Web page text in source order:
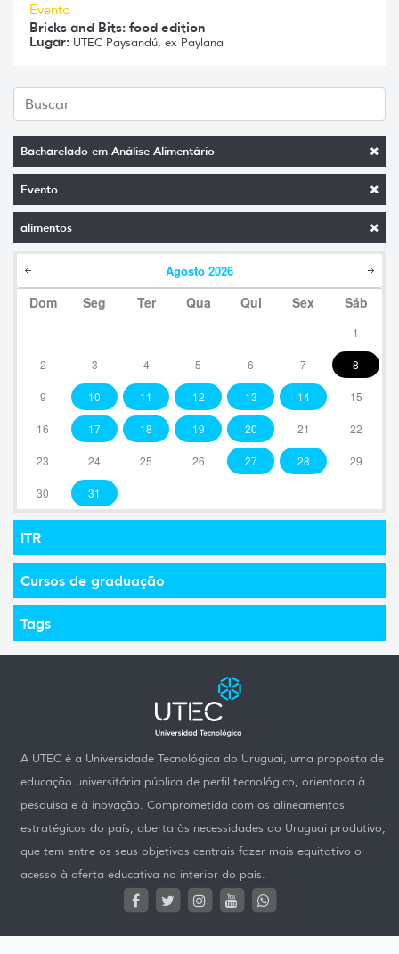
Bacharelado em Análise Alimentário
Evento
alimentos
Agosto 2026
Dom Seg Ter Qua Qui Sex Sáb
1
2 3 4 5 6 7 8
9 10 11 12 13 14 15
16 17 18 19 20 21 22
23 24 25 26 27 28 29
30 31
ITR
Cursos de graduação
Tags
Evento
Bricks and Bits: food edition
Lugar: UTEC Paysandú, ex Paylana
A UTEC é a Universidade Tecnológica do Uruguai, uma proposta de
educação universitária pública de perfil tecnológico, orientada à
pesquisa e à inovação. Comprometida com os alineamentos
estratégicos do país, aberta às necessidades do Uruguai produtivo,
que tem entre os seus objetivos centrais fazer mais equitativo o
acesso à oferta educativa no interior do país.